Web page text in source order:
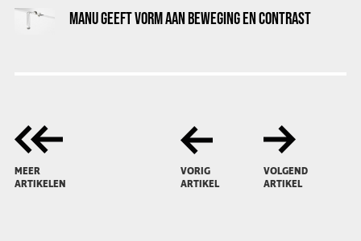
MANU GEEFT VORM AAN BEWEGING EN CONTRAST
MEER
ARTIKELEN
VORIG
ARTIKEL
VOLGEND
ARTIKEL